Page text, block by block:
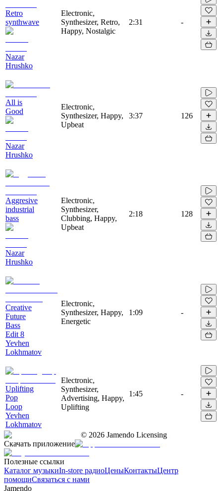
Retro
synthwave
Nazar
Hrushko
Electronic,
Synthesizer, Retro,
Happy, Nostalgic
2:31 -
All is
Good
Nazar
Hrushko
Electronic,
Synthesizer, Happy,
Upbeat
3:37 126
Aggresive
industrial
bass
Nazar
Hrushko
Electronic,
Synthesizer,
Clubbing, Happy,
Upbeat
2:18 128
Creative
Future
Bass
Edit 8
Yevhen
Lokhmatov
Electronic,
Synthesizer, Happy,
Energetic
1:09 -
Uplifting
Pop
Loop
Yevhen
Lokhmatov
Electronic,
Synthesizer,
Advertising, Happy,
Uplifting
1:45 -
© 2026 Jamendo Licensing
Скачать приложение
Полезные ссылки
Каталог музыкиIn-store радиоЦеныКонтактыЦентр
помощиСвязаться с нами
Jamendo